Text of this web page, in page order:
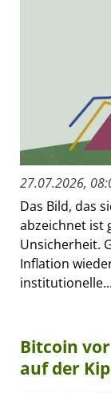
27.07.2026,
Das Bild, das
abzeichnet ist
Unsicherheit.
Inflation
institutionelle...
Bitcoin
auf der